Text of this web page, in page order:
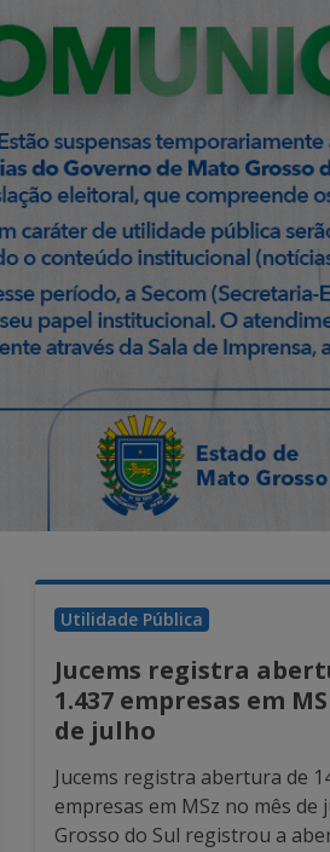
Utilidade Pública
Jucems registra
1.437 empresas em
de julho
Jucems registra abertura de
empresas em MSz no mês de
Grosso do Sul registrou a